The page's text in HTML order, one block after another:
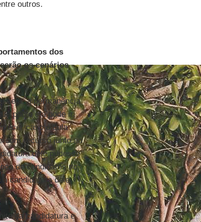
outros.
dos
os cenários
seja, a permanência
ponto ela pode ir.
caso o Lula
com recurso junto ao
dele pudesse
de candidatos no
candidatura dele
da candidatura e